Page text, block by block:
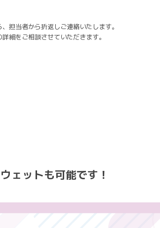
担当者から折返しご連絡いたします。
細をご相談させていただきます。
ェットも可能です！